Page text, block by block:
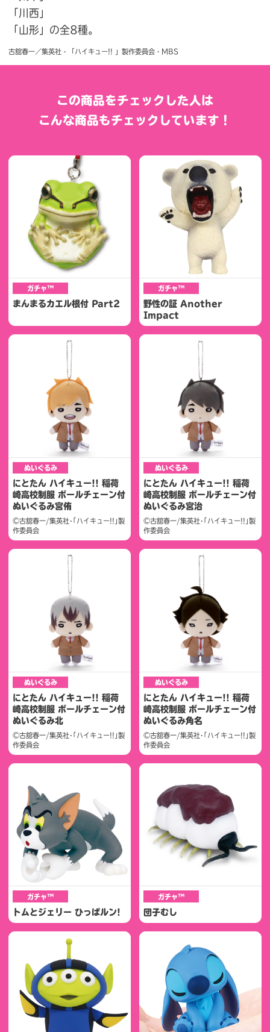
「川西」
「山形」の全8種。
古舘春一／集英社・「ハイキュー!! 」製作委員会・MBS
この商品をチェックした人は
こんな商品もチェックしています！
ガチャ™
まんまるカエル根付 Part2
ガチャ™
野性の証 Another
Impact
ぬいぐるみ
にとたん ハイキュー!! 稲荷
崎高校制服 ボールチェーン付
ぬいぐるみ宮侑
©古舘春一/集英社･｢ハイキュー!!｣製
作委員会
ぬいぐるみ
にとたん ハイキュー!! 稲荷
崎高校制服 ボールチェーン付
ぬいぐるみ宮治
©古舘春一/集英社･｢ハイキュー!!｣製
作委員会
ぬいぐるみ
にとたん ハイキュー!! 稲荷
崎高校制服 ボールチェーン付
ぬいぐるみ北
©古舘春一/集英社･｢ハイキュー!!｣製
作委員会
ぬいぐるみ
にとたん ハイキュー!! 稲荷
崎高校制服 ボールチェーン付
ぬいぐるみ角名
©古舘春一/集英社･｢ハイキュー!!｣製
作委員会
ガチャ™
トムとジェリー ひっぱルン!
ガチャ™
団子むし